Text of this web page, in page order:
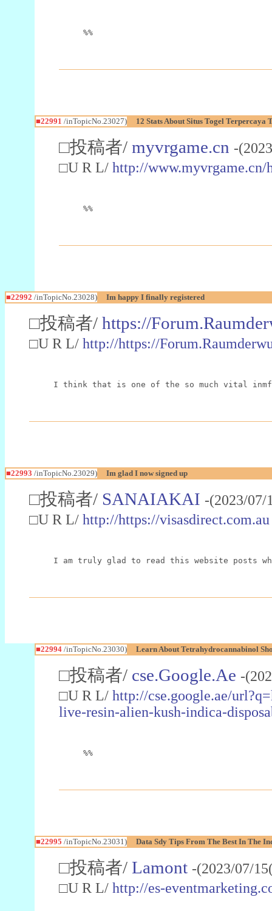
%%
■22991 /inTopicNo.23027) 12 Stats About Situs Togel Terpercaya
□投稿者/ myvrgame.cn -
□U R L/ http://www.myvrgame.cn/
%%
■22992 /inTopicNo.23028) Im happy I finally registered
□投稿者/ https://
□U R L/ http://https://
I think that is one of the so much vital
■22993 /inTopicNo.23029) Im glad I now signed up
□投稿者/ SANAIAKAI -(2023/
□U R L/ http://https://visasdirect.com.au
I am truly glad to read this website posts
■22994/inTopicNo.23030) Learn About Tetrahydrocannabinol
□投稿者/ cse.Google.Ae -
□U R L/ http://cse.google.ae/
live-resin-alien-kush-indica-
%%
■22995 /inTopicNo.23031) Data Sdy Tips From The Best In The
□投稿者/ Lamont -(2023/07/
□U R L/ http://es-